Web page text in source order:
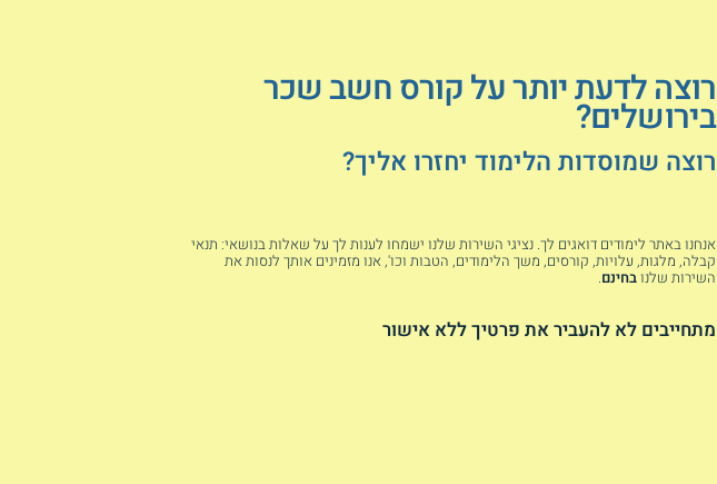
רוצה לדעת יותר על קורס חשב שכר
בירושלים?
רוצה שמוסדות הלימוד יחזרו אליך?
אנחנו באתר לימודים דואגים לך. נציגי השירות שלנו ישמחו לענות לך על שאלות בנושאי: תנאי
קבלה, מלגות, עלויות, קורסים, משך הלימודים, הטבות וכו', אנו מזמינים אותך לנסות את
השירות שלנובחינם.
מתחייבים לא להעביר את פרטיך ללא אישור